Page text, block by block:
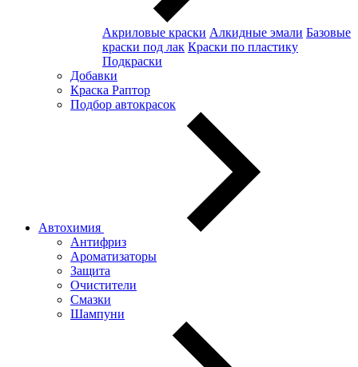
Акриловые краски Алкидные эмали Базовые
краски под лак Краски по пластику
Подкраски
Добавки
Краска Раптор
Подбор автокрасок
Автохимия
Антифриз
Ароматизаторы
Защита
Очистители
Смазки
Шампуни